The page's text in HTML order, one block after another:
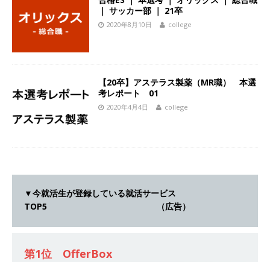
[ 2026年5月14日 ]
【 28卒 】世界トップシェア
の半導体技術を持つグローバルメーカー ｜ 年間
用企業
[ 2026年5月14日 ]
【 28卒 ｜ 東京勤務・転勤な
データ分析のエキスパートとしてクライアントの
課題を解決 ｜ 土日祝完全休み ｜ データアナリテ
体育会積極採用企業
し 】 食品・生鮮業界に特化した人材紹介サービ
｜ サッカー部 ｜ 21卒
2020年8月10日 college
【20卒】アステラス製薬（MR職） 本選
考レポート 01
2020年4月4日 college
▼今就活生が登録している就活サービス
TOP5 （広告）
第1位 OfferBox